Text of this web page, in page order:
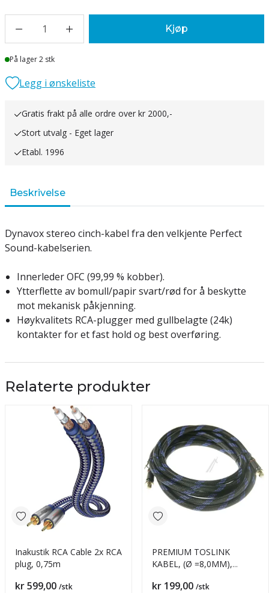
1 Kjøp
Lager
På lager 2 stk
Legg i ønskeliste
Gratis frakt på alle ordre over kr 2000,-
Stort utvalg - Eget lager
Etabl. 1996
Beskrivelse
Dynavox stereo cinch-kabel fra den velkjente Perfect
Sound-kabelserien.
Innerleder OFC (99,99 % kobber).
Ytterflette av bomull/papir svart/rød for å beskytte
mot mekanisk påkjenning.
Høykvalitets RCA-plugger med gullbelagte (24k)
kontakter for et fast hold og best overføring.
Relaterte produkter
Inakustik RCA Cable 2x RCA
plug, 0,75m
Pris
kr 599,00 /stk
PREMIUM TOSLINK
KABEL, (Ø =8,0MM),
Pris
kr 199,00 /stk